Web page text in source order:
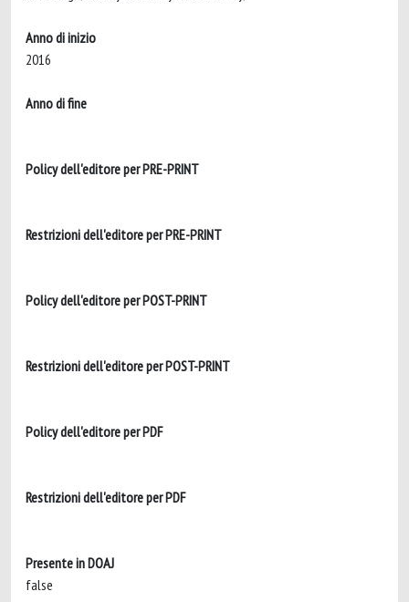
Anno di inizio
Anno di fine
Policy dell'editore per PRE-PRINT
Restrizioni dell'editore per PRE-PRINT
Policy dell'editore per POST-PRINT
Restrizioni dell'editore per POST-PRINT
Policy dell'editore per PDF
Restrizioni dell'editore per PDF
Presente in DOAJ